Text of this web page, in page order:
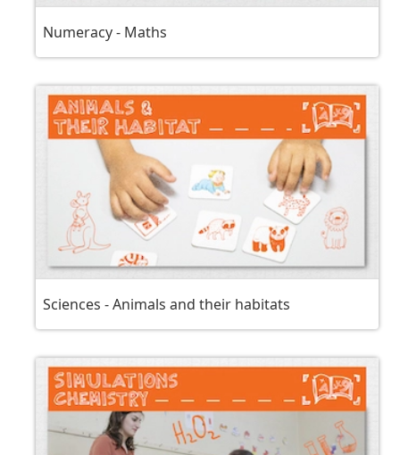
Numeracy - Maths
Sciences - Animals and their habitats